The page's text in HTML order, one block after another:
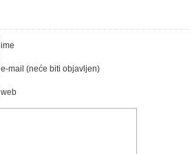
ime
e-mail (neće biti objavljen)
web